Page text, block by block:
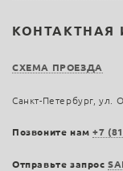
СХЕМА ПРОЕЗДА
Санкт-Петербург, ул.
Позвоните нам+7
Отправьте запрос